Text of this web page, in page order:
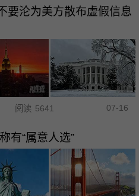
要沦为美方散布虚假信息
阅读 5641 07-16
有“属意人选”